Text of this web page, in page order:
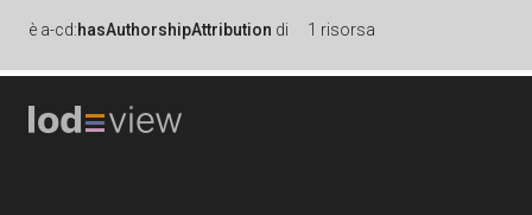
è a-cd:hasAuthorshipAttribution di 1 risorsa